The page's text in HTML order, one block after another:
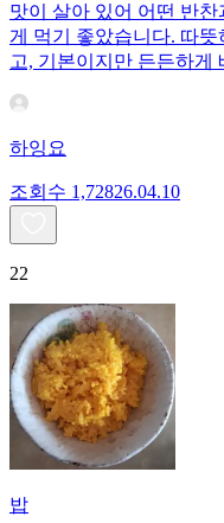
맛이 살아 있어 어떤 반
게 먹기 좋았습니다. 따
고, 기본이지만 든든하게
하잉요
조회수 1,72826.04.10
22
밥